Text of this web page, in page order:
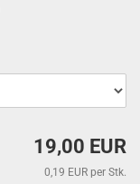
19,00 EUR
0,19 EUR per Stk.